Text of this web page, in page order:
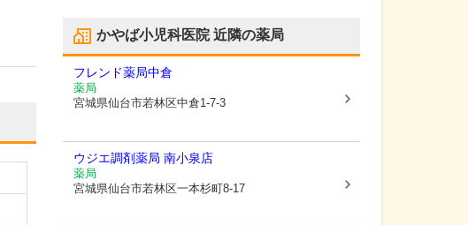
かやば小児科医院近隣の薬局
フレンド薬局中倉
薬局
宮城県仙台市若林区中倉1-7-3
ウジエ調剤薬局 南小泉店
薬局
宮城県仙台市若林区一本杉町8-17